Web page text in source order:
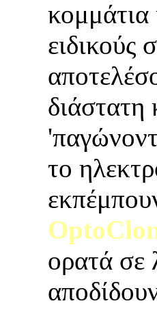
κομμάτια
ειδικούς
διάστατη
το
ορατά σε